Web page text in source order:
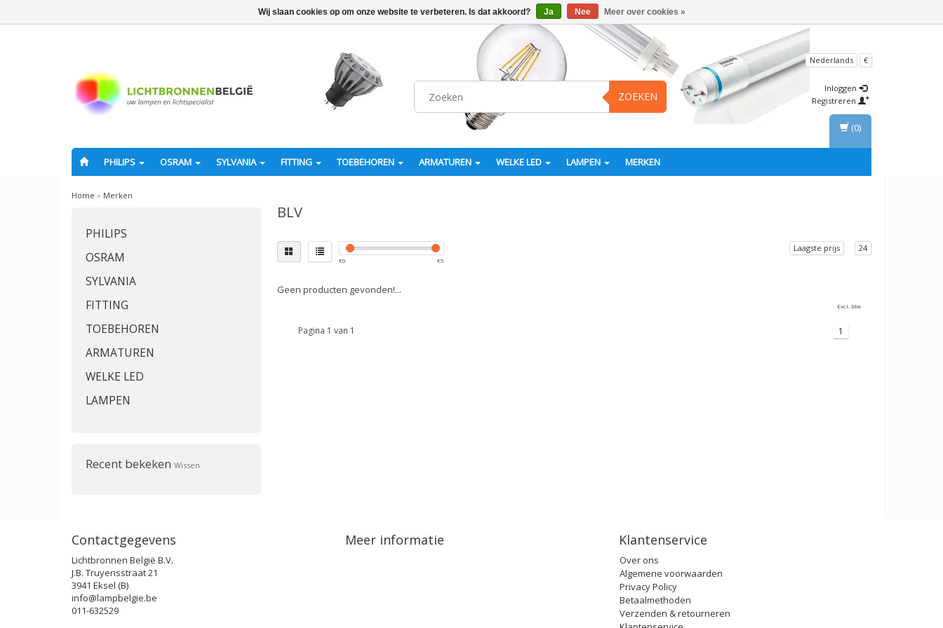
ZOEKEN
Nederlands €
Inloggen
Registreren
PHILIPS OSRAM SYLVANIA FITTING TOEBEHOREN ARMATUREN WELKE LED LAMPEN MERKEN
(0)
Home » Merken
PHILIPS
OSRAM
SYLVANIA
FITTING
TOEBEHOREN
ARMATUREN
WELKE LED
LAMPEN
Recent bekeken Wissen
BLV
€0 €5
Laagste prijs 24
Geen producten gevonden!...
Excl. btw
Pagina 1 van 1 1
Contactgegevens
Lichtbronnen België B.V.
J.B. Truyensstraat 21
3941 Eksel (B)
info@lampbelgie.be
011-632529
Meer informatie Klantenservice
Over ons
Algemene voorwaarden
Privacy Policy
Betaalmethoden
Verzenden & retourneren
Wij slaan cookies op om onze website te verbeteren. Is dat akkoord? Ja Nee Meer over cookies »